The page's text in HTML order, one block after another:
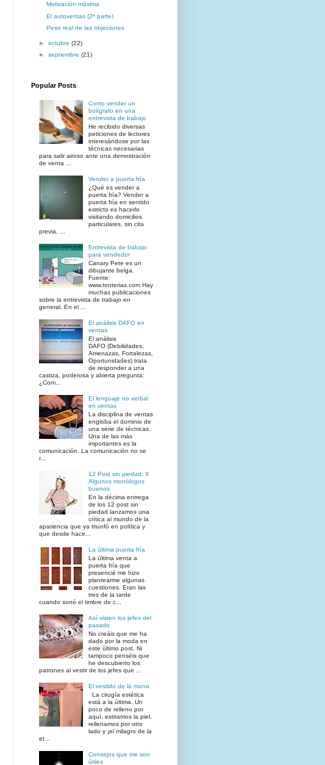
Motivación máxima
El autoventas (2ª parte)
Peso real de las objeciones
► octubre (22)
► septiembre (21)
Popular Posts
Como vender un
bolígrafo en una
entrevista de trabajo
He recibido diversas
peticiones de lectores
interesándose por las
técnicas necesarias
para salir airoso ante una demostración
de venta ...
Vender a puerta fría
¿Qué es vender a
puerta fría? Vender a
puerta fría en sentido
estricto es hacerlo
visitando domicilios
particulares, sin cita
previa, ...
Entrevista de trabajo
para vendedor
Canary Pete es un
dibujante belga.
Fuente:
www.tonterias.com Hay
muchas publicaciones
sobre la entrevista de trabajo en
general. En el ...
El análisis DAFO en
ventas
El análisis
DAFO (Debilidades,
Amenazas, Fortalezas,
Oportunidades) trata
de responder a una
castiza, poderosa y abierta pregunta:
¿Com...
El lenguaje no verbal
en ventas
La disciplina de ventas
engloba el dominio de
una serie de técnicas.
Una de las más
importantes es la
comunicación. La comunicación no se
r...
12 Post sin piedad: X
Algunos monólogos
buenos
En la décima entrega
de los 12 post sin
piedad lanzamos una
crítica al mundo de la
apariencia que ya triunfó en política y
que desde hace...
La última puerta fría
La última venta a
puerta fría que
presencié me hizo
plantearme algunas
cuestiones. Eran las
tres de la tarde
cuando sonó el timbre de c...
Así visten los jefes del
pasado
No creáis que me ha
dado por la moda en
este último post. Ni
tampoco penséis que
he descubierto los
patrones al vestir de los jefes que ...
El vestido de la mona
La cirugía estética
está a la última. Un
poco de relleno por
aquí, estiramos la piel,
rellenamos por otro
lado y ¡el milagro de la
et...
Consejos que me son
útiles